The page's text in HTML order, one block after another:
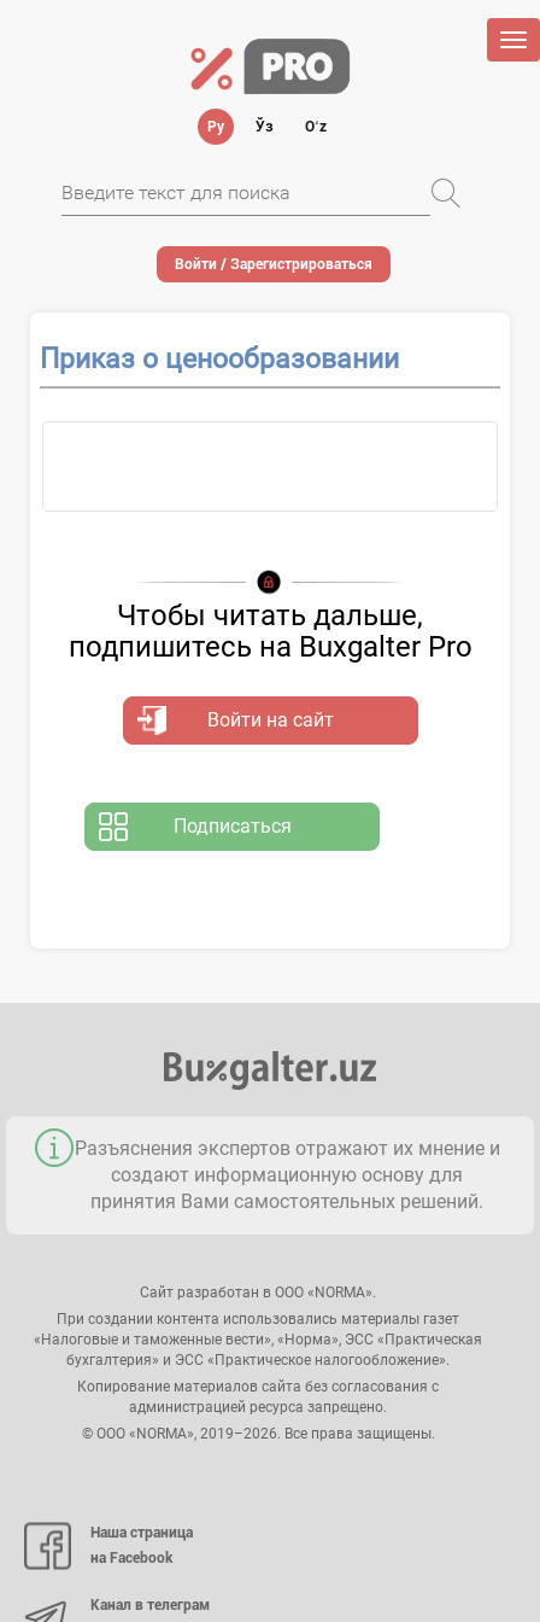
Ру Ўз Oʻz
Войти / Зарегистрироваться
Приказ о ценообразовании
Чтобы читать дальше,
подпишитесь на Buxgalter Pro
Войти на сайт
Подписаться
Разъяснения экспертов отражают их мнение и
создают информационную основу для
принятия Вами самостоятельных решений.
Сайт разработан в ООО «NORMA».
При создании контента использовались материалы газет
«Налоговые и таможенные вести», «Норма», ЭСС «Практическая
бухгалтерия» и ЭСС «Практическое налогообложение».
Копирование материалов сайта без согласования с
администрацией ресурса запрещено.
© ООО «NORMA», 2019–2026. Все права защищены.
Наша страница
на Facebook
Канал в телеграм